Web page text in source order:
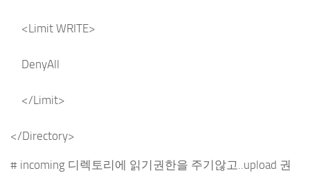
<Limit WRITE>
DenyAll
</Limit>
</Directory>
# incoming 디렉토리에 읽기권한을 주기않고..upload 권